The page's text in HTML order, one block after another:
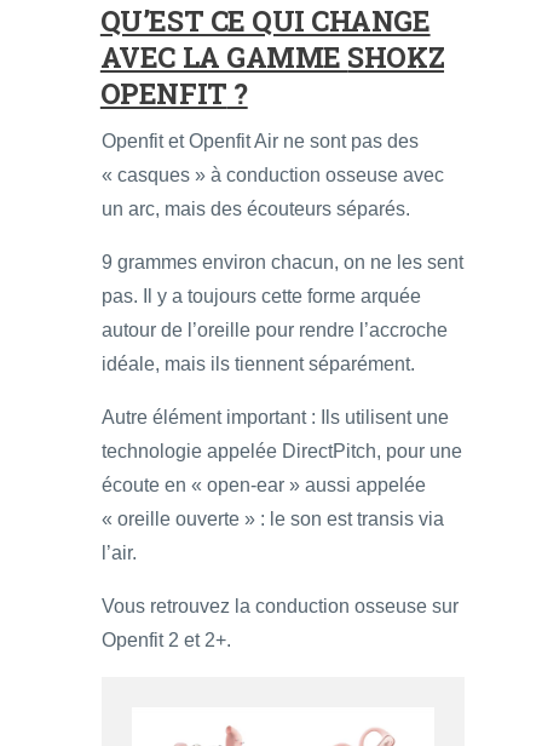
QU’EST CE QUI CHANGE
AVEC LA GAMME SHOKZ
OPENFIT ?
Openfit et Openfit Air ne sont pas des
« casques » à conduction osseuse avec
un arc, mais des écouteurs séparés.
9 grammes environ chacun, on ne les sent
pas. Il y a toujours cette forme arquée
autour de l’oreille pour rendre l’accroche
idéale, mais ils tiennent séparément.
Autre élément important : Ils utilisent une
technologie appelée DirectPitch, pour une
écoute en « open-ear » aussi appelée
« oreille ouverte » : le son est transis via
l’air.
Vous retrouvez la conduction osseuse sur
Openfit 2 et 2+.